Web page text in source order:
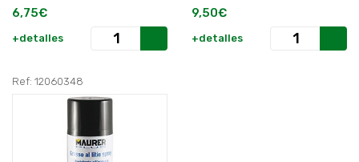
6,75€
+detalles
9,50€
+detalles
Ref: 12060348